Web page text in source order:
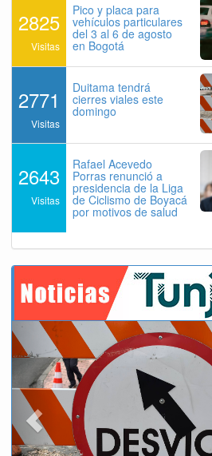
2825
Visitas
Pico y placa para
vehículos particulares
del 3 al 6 de agosto
en Bogotá
2771
Visitas
Duitama tendrá
cierres viales este
domingo
2643
Visitas
Rafael Acevedo
Porras renunció a
presidencia de la Liga
de Ciclismo de Boyacá
por motivos de salud
Previous